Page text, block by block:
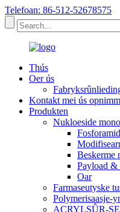
Telefoan: 86-512-52678575
Thús
Oer ús
Kontakt mei ús
Produkten
Nukloeside
Beskerme
Payload
Oar
Farmaseutyske
Polymerisaasje-
ACRYLSÛR-